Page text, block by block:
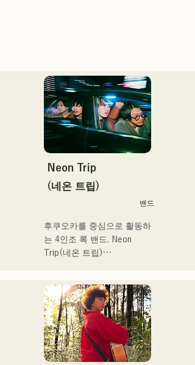
Neon Trip
(네온 트립)
밴드
후쿠오카를 중심으로 활동하
는 4인조 록 밴드. Neon
Trip(네온 트립)
가요록의 에센스가 Vo&Gt.
가미야 유우마의 윤기가 있
는 가성으로 향수를 느끼는
곡에 숨쉬고 있다. Vo&Gt.가
미야 유우마를 중심으로 낳